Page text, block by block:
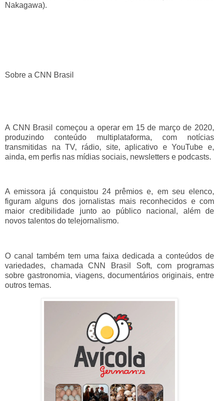
Nakagawa).
Sobre a CNN Brasil
A CNN Brasil começou a operar em 15 de março de 2020,
produzindo conteúdo multiplataforma, com notícias
transmitidas na TV, rádio, site, aplicativo e YouTube e,
ainda, em perfis nas mídias sociais, newsletters e podcasts.
A emissora já conquistou 24 prêmios e, em seu elenco,
figuram alguns dos jornalistas mais reconhecidos e com
maior credibilidade junto ao público nacional, além de
novos talentos do telejornalismo.
O canal também tem uma faixa dedicada a conteúdos de
variedades, chamada CNN Brasil Soft, com programas
sobre gastronomia, viagens, documentários originais, entre
outros temas.